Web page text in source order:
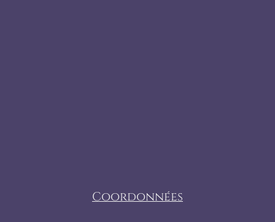
Coordonnées